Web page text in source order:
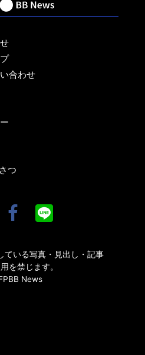
合わせ
つ
ている写真・見出し・記事
を禁じます。
News